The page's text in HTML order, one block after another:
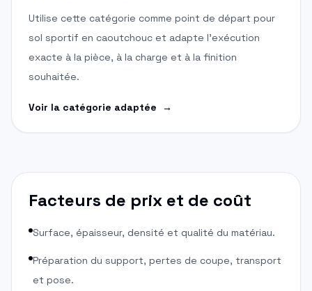
Utilise cette catégorie comme point de départ pour
sol sportif en caoutchouc et adapte l'exécution
exacte à la pièce, à la charge et à la finition
souhaitée.
Voir la catégorie adaptée →
Facteurs de prix et de coût
Surface, épaisseur, densité et qualité du matériau.
Préparation du support, pertes de coupe, transport
et pose.